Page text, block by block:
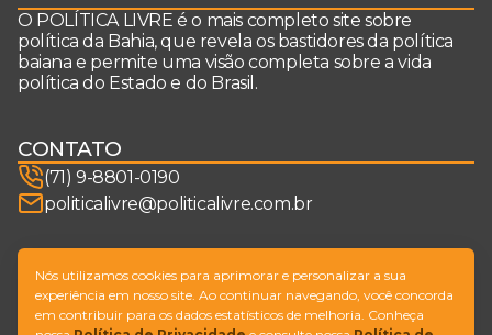
O POLÍTICA LIVRE é o mais completo site sobre
política da Bahia, que revela os bastidores da política
baiana e permite uma visão completa sobre a vida
política do Estado e do Brasil.
CONTATO
(71) 9-8801-0190
politicalivre@politicalivre.com.br
SIGA-NOS
Nós utilizamos cookies para aprimorar e personalizar a sua
experiência em nosso site. Ao continuar navegando, você concorda
em contribuir para os dados estatísticos de melhoria. Conheça